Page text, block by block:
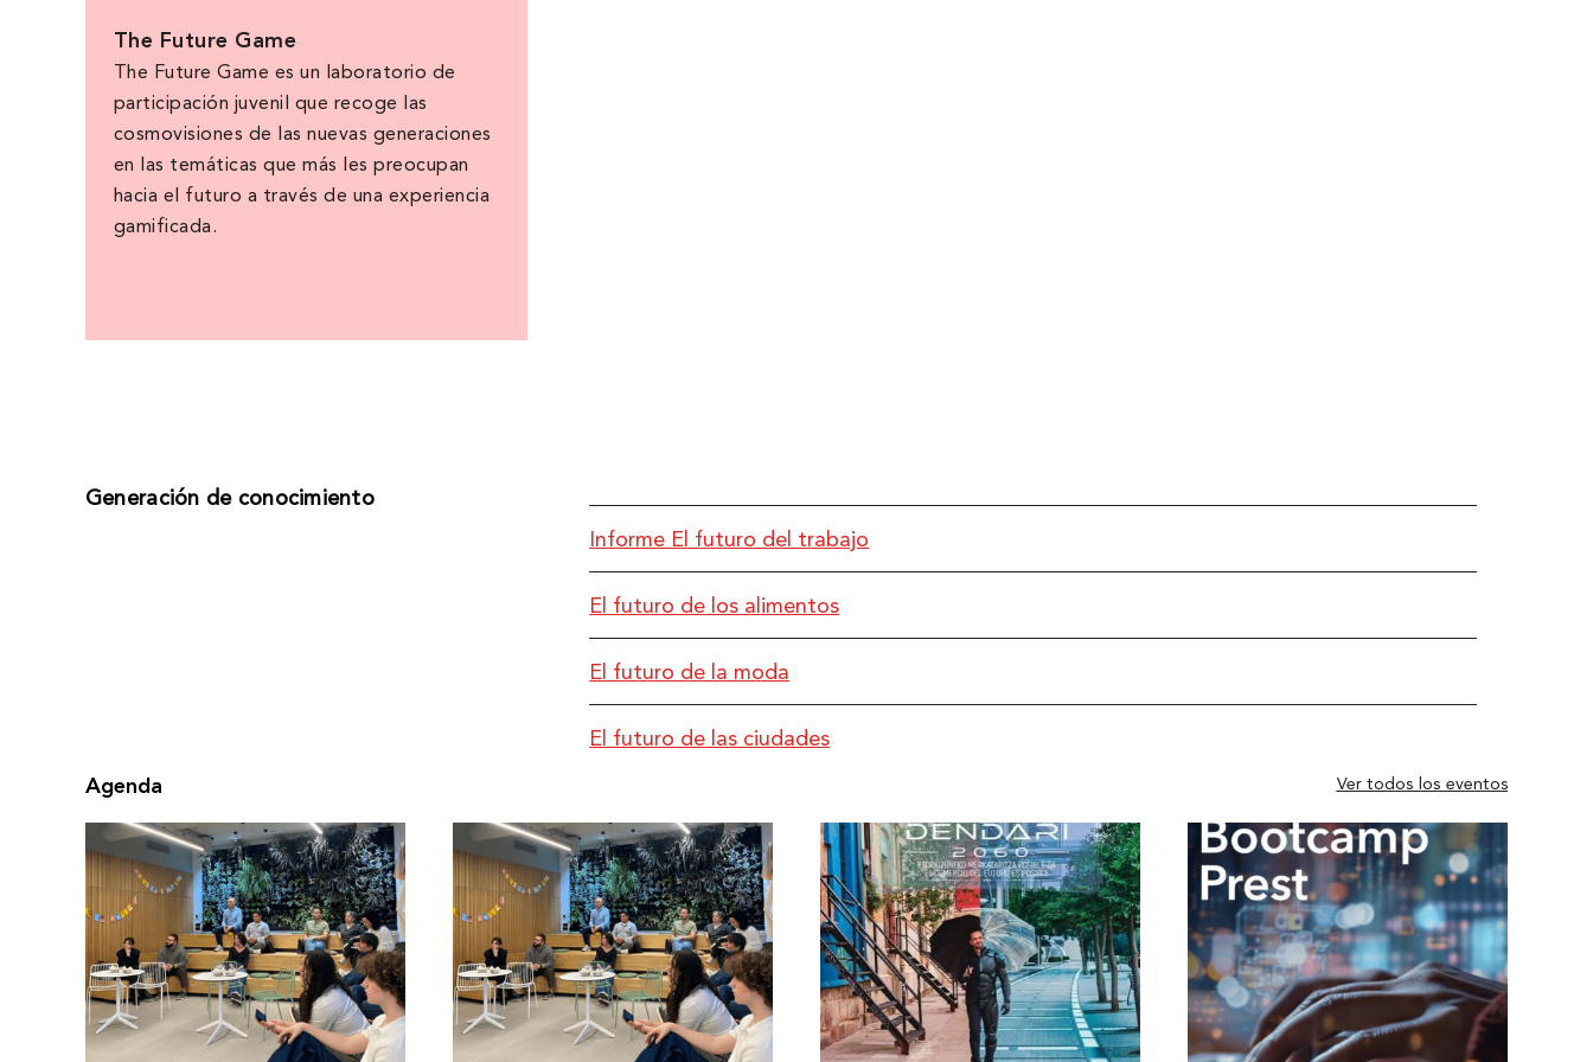
The Future Game
The Future Game es un laboratorio de
participación juvenil que recoge las
cosmovisiones de las nuevas generaciones
en las temáticas que más les preocupan
hacia el futuro a través de una experiencia
gamificada.
Generación de conocimiento
Informe El futuro del trabajo
El futuro de los alimentos
El futuro de la moda
El futuro de las ciudades
Agenda Ver todos los eventos